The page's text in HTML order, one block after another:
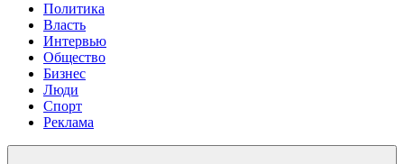
Политика
Власть
Интервью
Общество
Бизнес
Люди
Спорт
Реклама